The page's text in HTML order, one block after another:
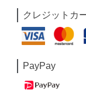
クレジットカ
PayPay